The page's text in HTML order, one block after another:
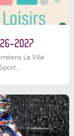
2027
La Ville